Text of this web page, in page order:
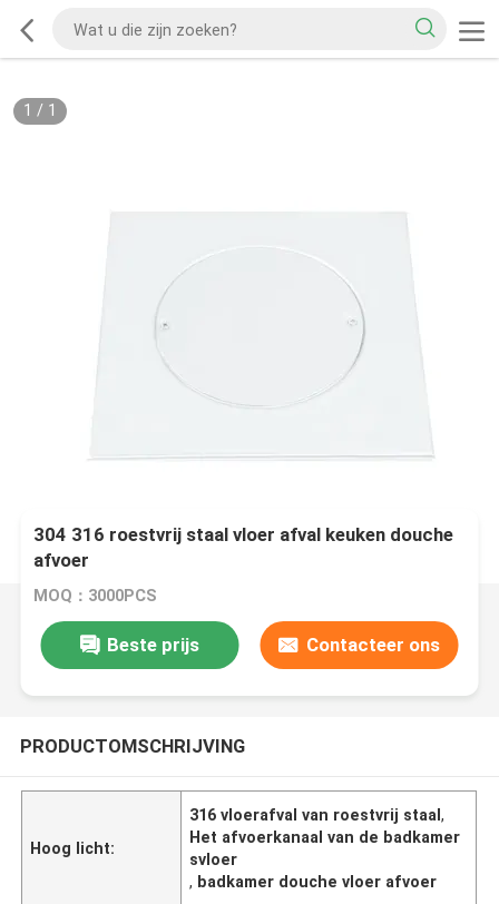
1 / 1
304 316 roestvrij staal vloer afval keuken douche
afvoer
MOQ：3000PCS
Beste prijs Contacteer ons
PRODUCTOMSCHRIJVING
Hoog licht:
316 vloerafval van roestvrij staal,
Het afvoerkanaal van de badkamer
svloer
, badkamer douche vloer afvoer